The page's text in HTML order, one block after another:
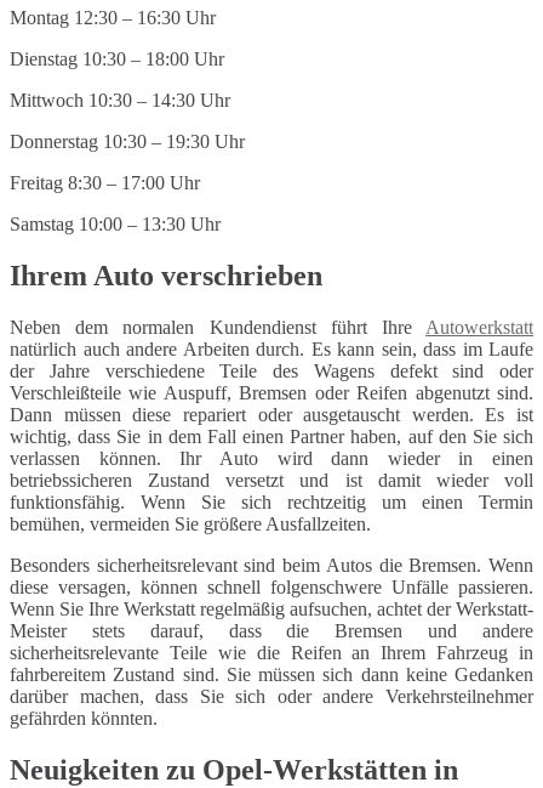
Montag 12:30 – 16:30 Uhr
Dienstag 10:30 – 18:00 Uhr
Mittwoch 10:30 – 14:30 Uhr
Donnerstag 10:30 – 19:30 Uhr
Freitag 8:30 – 17:00 Uhr
Samstag 10:00 – 13:30 Uhr
Ihrem Auto verschrieben
Neben dem normalen Kundendienst führt Ihre Autowerkstatt
natürlich auch andere Arbeiten durch. Es kann sein, dass im Laufe
der Jahre verschiedene Teile des Wagens defekt sind oder
Verschleißteile wie Auspuff, Bremsen oder Reifen abgenutzt sind.
Dann müssen diese repariert oder ausgetauscht werden. Es ist
wichtig, dass Sie in dem Fall einen Partner haben, auf den Sie sich
verlassen können. Ihr Auto wird dann wieder in einen
betriebssicheren Zustand versetzt und ist damit wieder voll
funktionsfähig. Wenn Sie sich rechtzeitig um einen Termin
bemühen, vermeiden Sie größere Ausfallzeiten.
Besonders sicherheitsrelevant sind beim Autos die Bremsen. Wenn
diese versagen, können schnell folgenschwere Unfälle passieren.
Wenn Sie Ihre Werkstatt regelmäßig aufsuchen, achtet der Werkstatt-
Meister stets darauf, dass die Bremsen und andere
sicherheitsrelevante Teile wie die Reifen an Ihrem Fahrzeug in
fahrbereitem Zustand sind. Sie müssen sich dann keine Gedanken
darüber machen, dass Sie sich oder andere Verkehrsteilnehmer
gefährden könnten.
Neuigkeiten zu Opel-Werkstätten in